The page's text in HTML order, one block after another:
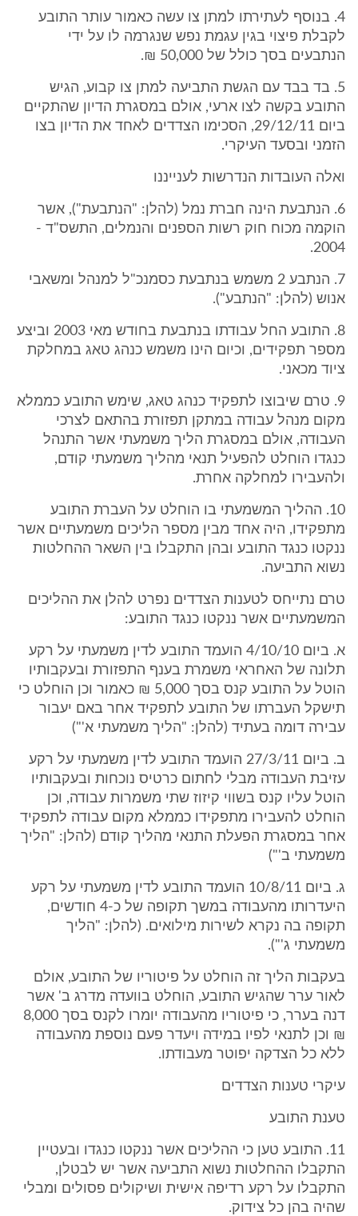
4. בנוסף לעתירתו למתן צו עשה כאמור עותר התובע
לקבלת פיצוי בגין עגמת נפש שנגרמה לו על ידי
הנתבעים בסך כולל של 50,000 ₪.
5. בד בבד עם הגשת התביעה למתן צו קבוע, הגיש
התובע בקשה לצו ארעי, אולם במסגרת הדיון שהתקיים
ביום 29/12/11, הסכימו הצדדים לאחד את הדיון בצו
הזמני ובסעד העיקרי.
ואלה העובדות הנדרשות לענייננו
6. הנתבעת הינה חברת נמל (להלן: "הנתבעת"), אשר
הוקמה מכוח חוק רשות הספנים והנמלים, התשס"ד -
2004.
7. הנתבע 2 משמש בנתבעת כסמנכ"ל למנהל ומשאבי
אנוש (להלן: "הנתבע").
8. התובע החל עבודתו בנתבעת בחודש מאי 2003 וביצע
מספר תפקידים, וכיום הינו משמש כנהג טאג במחלקת
ציוד מכאני.
9. טרם שיבוצו לתפקיד כנהג טאג, שימש התובע כממלא
מקום מנהל עבודה במתקן תפזורת בהתאם לצרכי
העבודה, אולם במסגרת הליך משמעתי אשר התנהל
כנגדו הוחלט להפעיל תנאי מהליך משמעתי קודם,
ולהעבירו למחלקה אחרת.
10. ההליך המשמעתי בו הוחלט על העברת התובע
מתפקידו, היה אחד מבין מספר הליכים משמעתיים אשר
ננקטו כנגד התובע ובהן התקבלו בין השאר ההחלטות
נשוא התביעה.
טרם נתייחס לטענות הצדדים נפרט להלן את ההליכים
המשמעתיים אשר ננקטו כנגד התובע:
א. ביום 4/10/10 הועמד התובע לדין משמעתי על רקע
תלונה של האחראי משמרת בענף התפזורת ובעקבותיו
הוטל על התובע קנס בסך 5,000 ₪ כאמור וכן הוחלט כי
תישקל העברתו של התובע לתפקיד אחר באם יעבור
עבירה דומה בעתיד (להלן: "הליך משמעתי א'")
ב. ביום 27/3/11 הועמד התובע לדין משמעתי על רקע
עזיבת העבודה מבלי לחתום כרטיס נוכחות ובעקבותיו
הוטל עליו קנס בשווי קיזוז שתי משמרות עבודה, וכן
הוחלט להעבירו מתפקידו כממלא מקום עבודה לתפקיד
אחר במסגרת הפעלת התנאי מהליך קודם (להלן: "הליך
משמעתי ב'")
ג. ביום 10/8/11 הועמד התובע לדין משמעתי על רקע
היעדרותו מהעבודה במשך תקופה של כ-4 חודשים,
תקופה בה נקרא לשירות מילואים. (להלן: "הליך
משמעתי ג'").
בעקבות הליך זה הוחלט על פיטוריו של התובע, אולם
לאור ערר שהגיש התובע, הוחלט בוועדה מדרג ב' אשר
דנה בערר, כי פיטוריו מהעבודה יומרו לקנס בסך 8,000
₪ וכן לתנאי לפיו במידה ויעדר פעם נוספת מהעבודה
ללא כל הצדקה יפוטר מעבודתו.
עיקרי טענות הצדדים
טענת התובע
11. התובע טען כי ההליכים אשר ננקטו כנגדו ובעטיין
התקבלו ההחלטות נשוא התביעה אשר יש לבטלן,
התקבלו על רקע רדיפה אישית ושיקולים פסולים ומבלי
שהיה בהן כל צידוק.